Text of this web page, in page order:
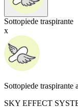
Sottopiede traspirante
x
Sottopiede traspirante
SKY EFFECT